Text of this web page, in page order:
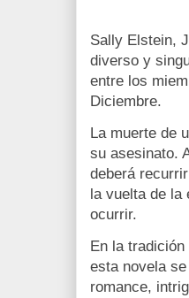
Sally Elstein,
diverso y
entre los
Diciembre.
La muerte de
su asesinato.
deberá
la vuelta de la
ocurrir.
En la
esta novela
romance,